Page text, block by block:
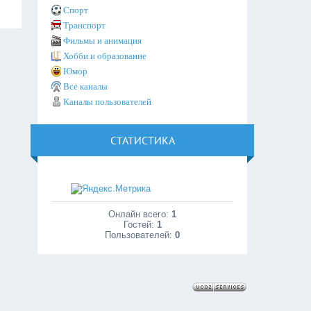
Спорт
Транспорт
Фильмы и анимация
Хобби и образование
Юмор
Все каналы
Каналы пользователей
СТАТИСТИКА
Онлайн всего:1
Гостей: 1
Пользователей:0